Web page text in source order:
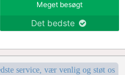
Meget besøgt
Det bedste
service, vær venlig og støt os